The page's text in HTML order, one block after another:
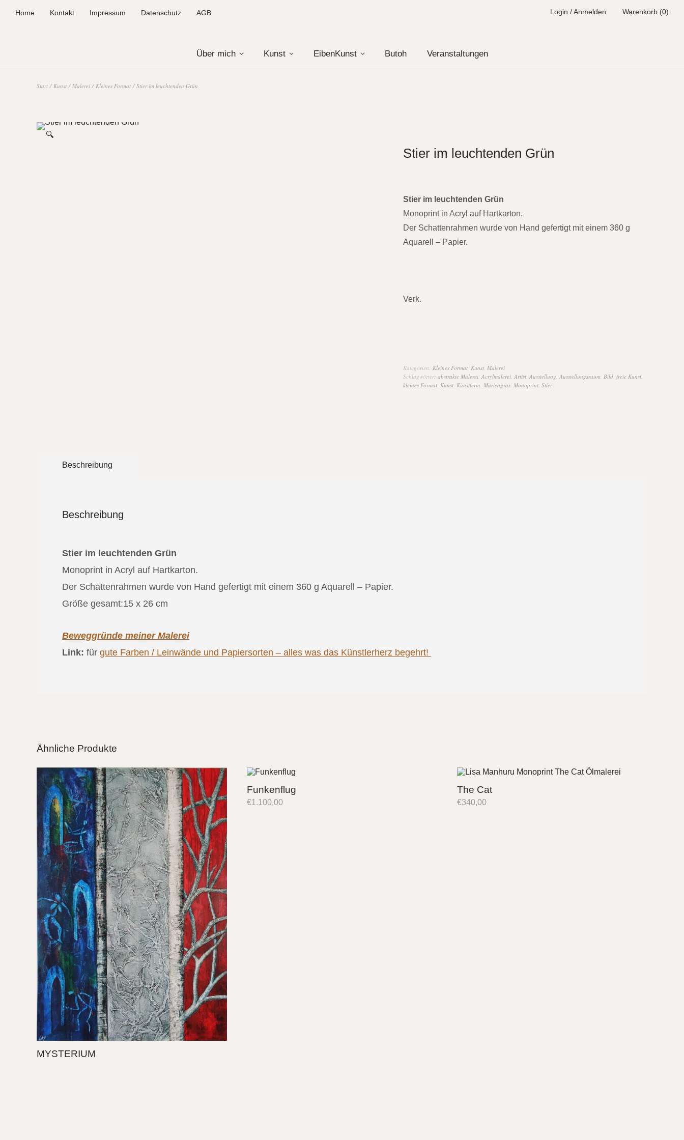
Home Kontakt Impressum Datenschutz AGB Login / Anmelden Warenkorb (0)
Über mich Kunst EibenKunst Butoh Veranstaltungen
Start / Kunst / Malerei / Kleines Format / Stier im leuchtenden Grün
🔍
Stier im leuchtenden Grün
Stier im leuchtenden Grün
Monoprint in Acryl auf Hartkarton.
Der Schattenrahmen wurde von Hand gefertigt mit einem 360 g
Aquarell – Papier.
Verk.
Kategorien: Kleines Format, Kunst, Malerei
Schlagwörter: abstrakte Malerei, Acrylmalerei, Artist, Ausstellung, Ausstellungsraum, Bild, freie Kunst,
kleines Format, Kunst, Künstlerin, Mariengras, Monoprint, Stier
Beschreibung
Beschreibung
Stier im leuchtenden Grün
Monoprint in Acryl auf Hartkarton.
Der Schattenrahmen wurde von Hand gefertigt mit einem 360 g Aquarell – Papier.
Größe gesamt:15 x 26 cm
Beweggründe meiner Malerei
Link: für gute Farben / Leinwände und Papiersorten – alles was das Künstlerherz begehrt!
Ähnliche Produkte
MYSTERIUM
Funkenflug
€1.100,00
The Cat
€340,00